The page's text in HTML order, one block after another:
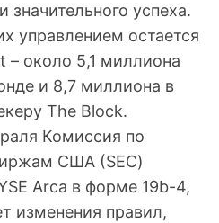
успеха.
управлением остается
– около 5,1 миллиона
и 8,7 миллиона в
The Block.
Комиссия по
США (SEC)
Arca в форме 19b-4,
изменения правил,